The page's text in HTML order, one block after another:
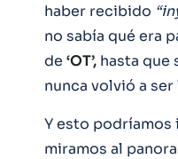
haber recibido
no sabía qué era
de ‘OT’, hasta que
nunca volvió a ser
Y esto
miramos al